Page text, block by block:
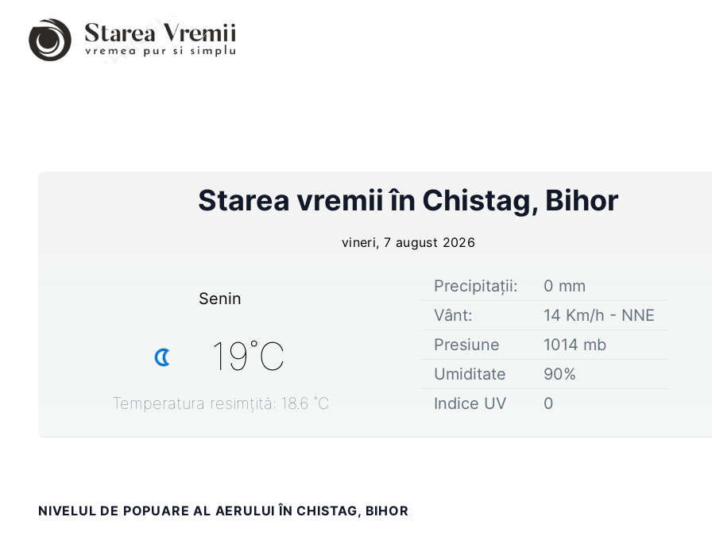
Starea vremii în Chistag, Bihor
vineri, 7 august 2026
Senin
19˚C
Temperatura resimțită: 18.6 ˚C
Precipitații: 0 mm
Vânt:
14 Km/h - NNE
Presiune
1014 mb
Umiditate
90%
Indice UV
0
NIVELUL DE POPUARE AL AERULUI ÎN CHISTAG, BIHOR